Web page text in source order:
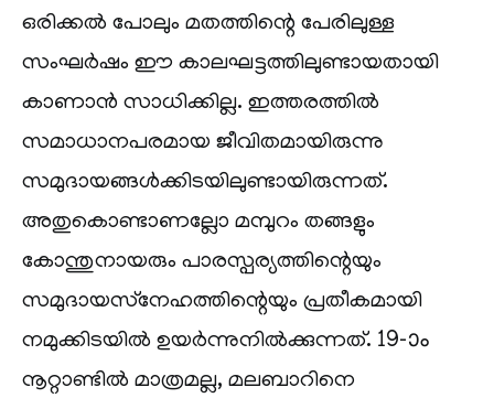
ഒരിക്കൽ പോലും മതത്തിന്റെ പേരിലുള്ള
സംഘർഷം ഈ കാലഘട്ടത്തിലുണ്ടായതായി
കാണാൻ സാധിക്കില്ല. ഇത്തരത്തിൽ
സമാധാനപരമായ ജീവിതമായിരുന്നു
സമുദായങ്ങൾക്കിടയിലുണ്ടായിരുന്നത്.
അതുകൊണ്ടാണല്ലോ മമ്പുറം തങ്ങളും
കോന്തുനായരും പാരസ്പര്യത്തിന്റെയും
സമുദായസ്‌നേഹത്തിന്റെയും പ്രതീകമായി
നമുക്കിടയിൽ ഉയർന്നുനിൽക്കുന്നത്. 19-ാം
നൂറ്റാണ്ടിൽ മാത്രമല്ല, മലബാറിനെ